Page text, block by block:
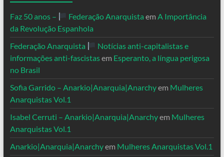
Faz 50 anos – Federação Anarquista em A Importância
da Revolução Espanhola
Federação Anarquista
Notícias anti-capitalistas e
informações anti-fascistasem Esperanto, a língua perigosa
no Brasil
Sofia Garrido – Anarkio|Anarquia|Anarchyem Mulheres
Anarquistas Vol.1
Isabel Cerruti – Anarkio|Anarquia|Anarchyem Mulheres
Anarquistas Vol.1
Anarkio|Anarquia|Anarchyem Mulheres Anarquistas Vol.1